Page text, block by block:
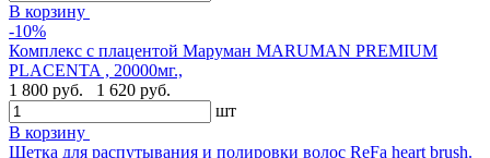
В корзину
-10%
Комплекс с плацентой Маруман MARUMAN PREMIUM
PLACENTA , 20000мг.,
1 800 руб.
1 620 руб.
шт
В корзину
Щетка для распутывания и полировки волос ReFa heart brush.